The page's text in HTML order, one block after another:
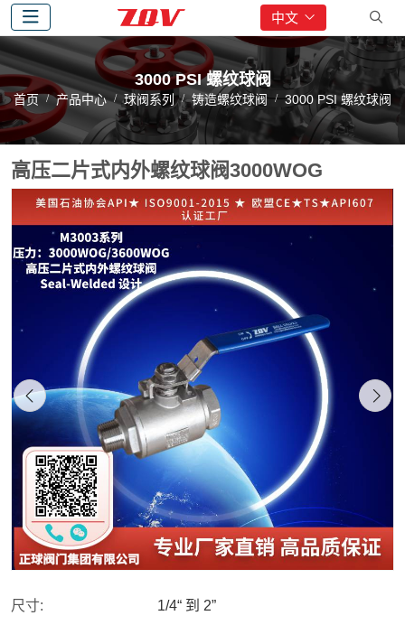
中文
3000 PSI 螺纹球阀
首页 产品中心 球阀系列 铸造螺纹球阀 3000 PSI 螺纹球阀
高压二片式内外螺纹球阀3000WOG
尺寸: 1/4“ 到 2”